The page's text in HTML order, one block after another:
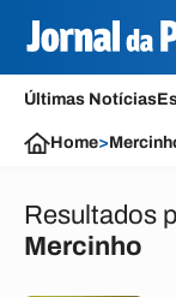
Últimas Notícias
Home>
Resultados
Mercinho